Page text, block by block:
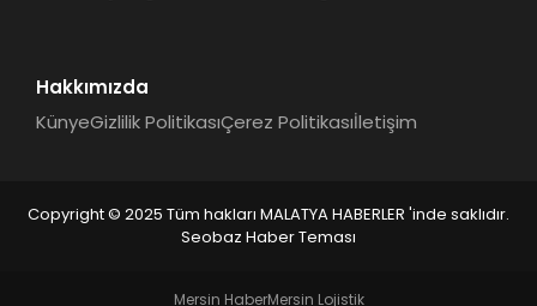
Hakkımızda
KünyeGizlilik PolitikasıÇerez Politikasıİletişim
Copyright © 2025 Tüm hakları MALATYA HABERLER 'inde saklıdır.
Seobaz Haber Teması
Mersin HaberMersin Lojistik